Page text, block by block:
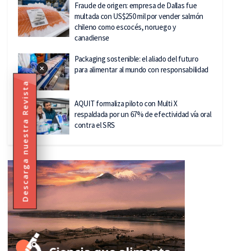
Fraude de origen: empresa de Dallas fue
multada con US$250 mil por vender salmón
chileno como escocés, noruego y
canadiense
Packaging sostenible: el aliado del futuro
para alimentar al mundo con responsabilidad
AQUIT formaliza piloto con Multi X
respaldada por un 67% de efectividad vía oral
contra el SRS
Descarga nuestra Revista
×